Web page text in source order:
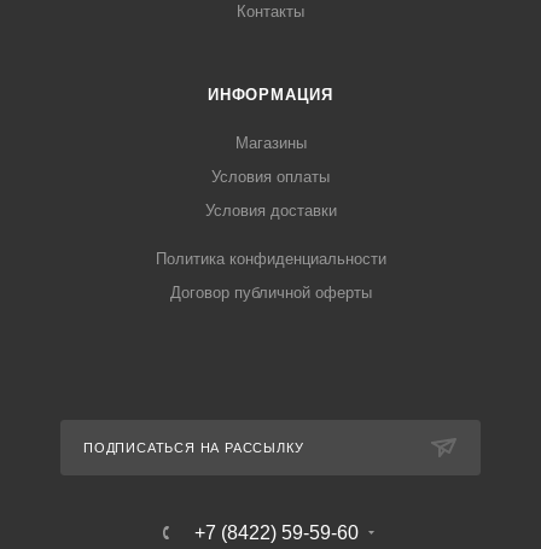
Контакты
ИНФОРМАЦИЯ
Магазины
Условия оплаты
Условия доставки
Политика конфиденциальности
Договор публичной оферты
ПОДПИСАТЬСЯ НА РАССЫЛКУ
+7 (8422) 59-59-60